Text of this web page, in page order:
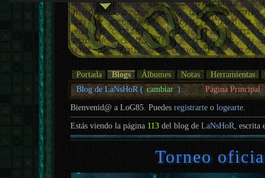
Portada Blogs Álbumes Notas
Herramientas
Blog de LaNsHoR ( cambiar ): Página Principal
Bienvenid@ a LoG85. Puedesregistrarte ologearte.
Estás viendo la página 113 del blog deLaNsHoR , escrita
Torneo